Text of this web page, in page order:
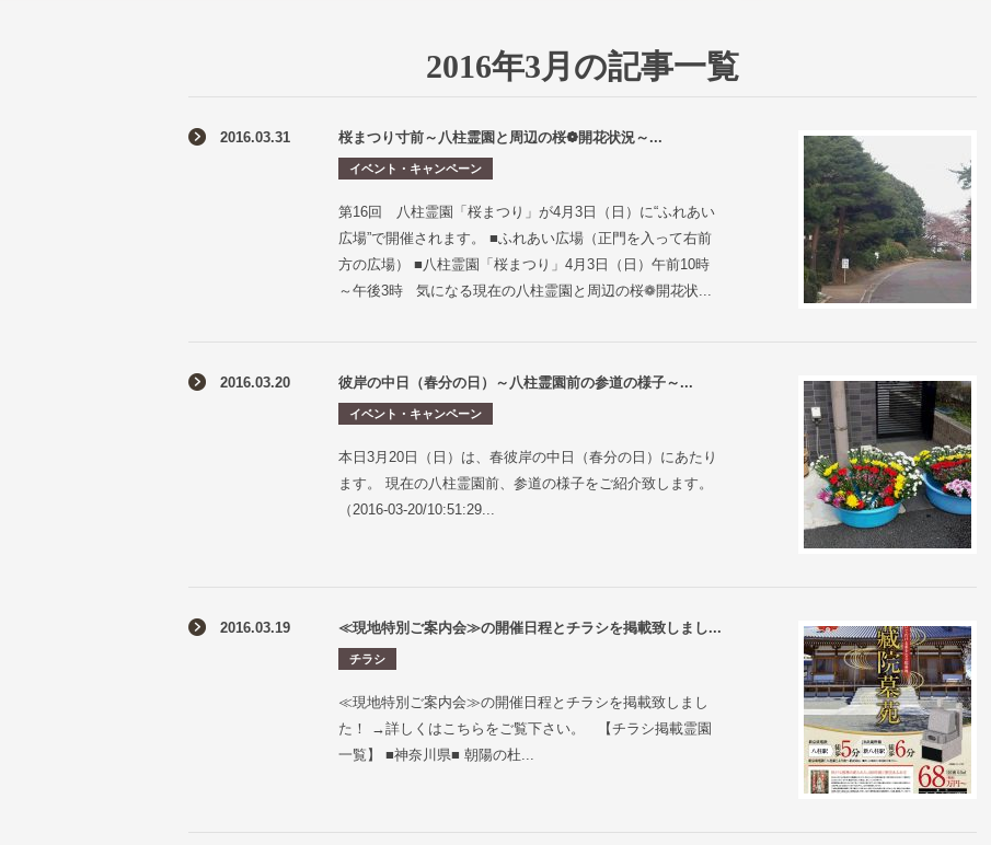
2016年3月の記事一覧
2016.03.31 桜まつり寸前～八柱霊園と周辺の桜❁開花状況～...
イベント・キャンペーン
第16回 八柱霊園「桜まつり」が4月3日（日）に“ふれあい
広場”で開催されます。 ■ふれあい広場（正門を入って右前
方の広場） ■八柱霊園「桜まつり」4月3日（日）午前10時
～午後3時 気になる現在の八柱霊園と周辺の桜❁開花状...
2016.03.20 彼岸の中日（春分の日）～八柱霊園前の参道の様子～...
イベント・キャンペーン
本日3月20日（日）は、春彼岸の中日（春分の日）にあたり
ます。 現在の八柱霊園前、参道の様子をご紹介致します。
（2016-03-20/10:51:29...
2016.03.19 ≪現地特別ご案内会≫の開催日程とチラシを掲載致しまし...
チラシ
≪現地特別ご案内会≫の開催日程とチラシを掲載致しまし
た！ →詳しくはこちらをご覧下さい。 【チラシ掲載霊園
一覧】 ■神奈川県■ 朝陽の杜...